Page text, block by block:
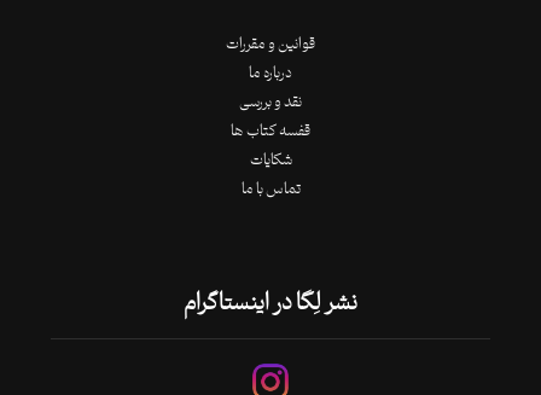
قوانین و مقررات
درباره ما
نقد و بررسی
قفسه کتاب ها
شکایات
تماس با ما
نشر لِگا در اینستاگرام